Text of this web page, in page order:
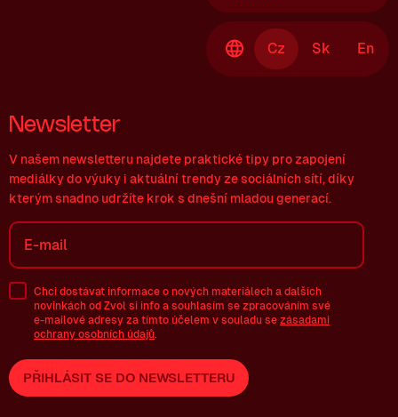
Cz Sk En
Newsletter
V našem newsletteru najdete praktické tipy pro zapojení
mediálky do výuky i aktuální trendy ze sociálních sítí, díky
kterým snadno udržíte krok s dnešní mladou generací.
Chci dostávat informace o nových materiálech a dalších
novinkách od Zvol si info a souhlasím se zpracováním své
e-mailové adresy za tímto účelem v souladu se zásadami
ochrany osobních údajů.
PŘIHLÁSIT SE DO NEWSLETTERU